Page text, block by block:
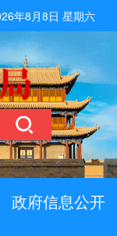
年8月8日 星期六
政府信息公开